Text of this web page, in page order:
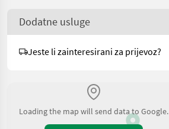
Dodatne usluge
Jeste li zainteresirani za prijevoz?
Loading the map will send data to Google.